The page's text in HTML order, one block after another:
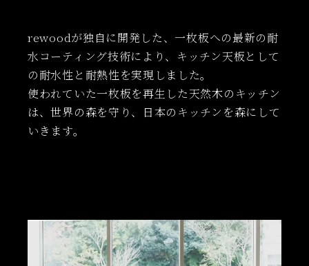
rewoodが独自に開発した、一枚板への最新の耐
水コーティング技術により、キッチン天板として
の耐水性と耐熱性を実現しました。
使われていた一枚板を再生した天然木のキッチン
は、世界の森を守り、日本のキッチンを森にして
いきます。